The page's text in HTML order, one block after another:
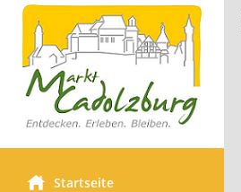
Startseite